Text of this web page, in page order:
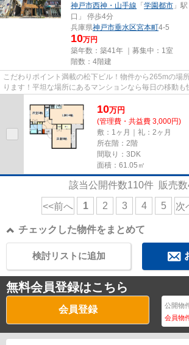
神戸市西神・山手線 「 学園都市 」
口」 停歩4分
兵庫県神戸市垂水区宮本町4-5
10万円
築年数：築41年 ｜募集中： 1室
階数：4階建
こだわりポイント満載の松下ビル！物件から265mの場
ります！平坦な場所にあるマンションなら毎日の移動も
10万円
(管理費・共益費 3,000円)
敷：1ヶ月｜礼：2ヶ月
所在階：2階
間取り：3DK
面積：61.05㎡
該当公開件数110件 販売数
<<前へ 1 2 3 4 5 次
チェックした物件をまとめて
検討リストに追加
無料会員登録はこちら
会員登録 公開物
会員物